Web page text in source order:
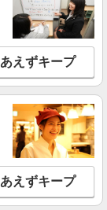
えずキープ
えずキープ